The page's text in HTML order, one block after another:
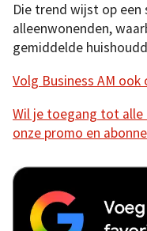
Die trend wijst op
alleenwonenden,
gemiddelde
Volg Business AM
Wil je toegang tot
onze promo en